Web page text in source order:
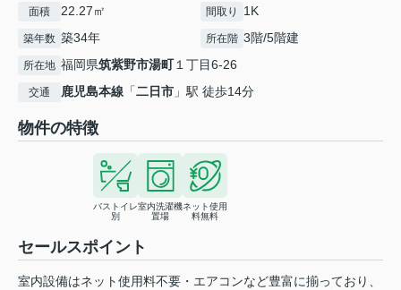
面積 22.27㎡ 間取り 1K
築年数 築34年 所在階 3階/5階建
所在地 福岡県筑紫野市湯町１丁目6-26
交通 鹿児島本線 「二日市 」駅 徒歩14分
物件の特徴
バストイレ
別
室内洗濯機
置場
ネット使用
料無料
セールスポイント
室内設備はネット使用料不要・エアコンなど豊富に揃っており、